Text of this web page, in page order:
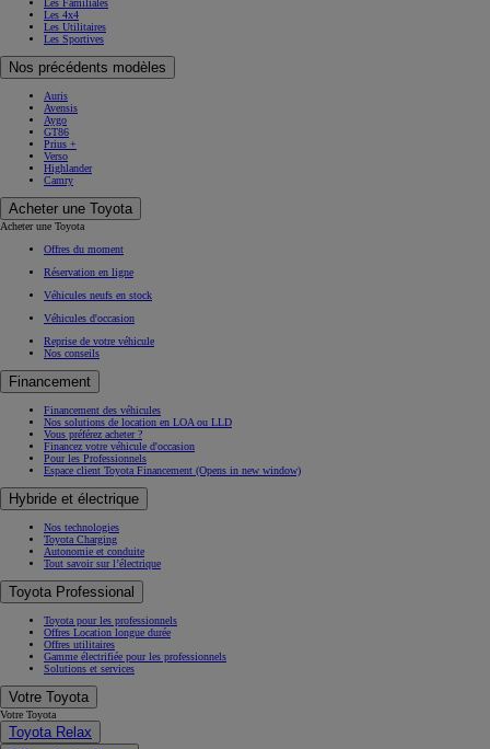
Les Familiales
Les 4x4
Les Utilitaires
Les Sportives
Nos précédents modèles
Auris
Avensis
Aygo
GT86
Prius +
Verso
Highlander
Camry
Acheter une Toyota
Acheter une Toyota
Offres du moment
Réservation en ligne
Véhicules neufs en stock
Véhicules d'occasion
Reprise de votre véhicule
Nos conseils
Financement
Financement des véhicules
Nos solutions de location en LOA ou LLD
Vous préférez acheter ?
Financez votre véhicule d'occasion
Pour les Professionnels
Espace client Toyota Financement (Opens in new window)
Hybride et électrique
Nos technologies
Toyota Charging
Autonomie et conduite
Tout savoir sur l’électrique
Toyota Professional
Toyota pour les professionnels
Offres Location longue durée
Offres utilitaires
Gamme électrifiée pour les professionnels
Solutions et services
Votre Toyota
Votre Toyota
Toyota Relax